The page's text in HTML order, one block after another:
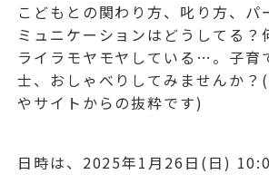
こどもとの関わり方、叱り方、パ
ミュニケーションはどうしてる？
ライラモヤモヤしている…。子育
士、おしゃべりしてみませんか
やサイトからの抜粋です)
日時は、2025年1月26日(日)